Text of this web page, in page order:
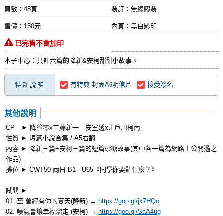
頁數：48頁 裝訂：無線膠裝
售價：150元 內頁：黑白影印
已完售不會加印
本子中心：共計六篇的降新&安柯甜甜小故事。
特別說明 有特典 封面A6明信片 接受簽名
其他說明
CP ► 降谷零x工藤新一｜安室透x江戶川柯南
性質 ► 短篇小說合集 / A5右翻
內容 ► 降新三篇+安柯三篇的短篇砂糖故事(其中各一篇為網路上公開過之
作品)
攤位 ► CWT50 兩日 B1 - U65《同學你要點什麼？》
試閱 ►
01. 至 曾經有你的夏天(降新) → https://goo.gl/jx7HQo
02. 嘆氣會讓幸福溜走 (安柯) → https://goo.gl/SaA4ug